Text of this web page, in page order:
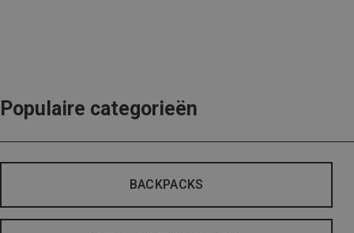
Populaire categorieën
BACKPACKS